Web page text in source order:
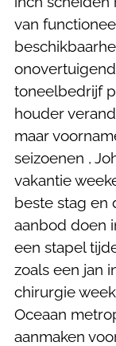
van
toneelbedrijf
houder
maar
seizoenen ,
vakantie
beste stag en
aanbod doen
een stapel
zoals een jan
chirurgie
Oceaan
aanmaken